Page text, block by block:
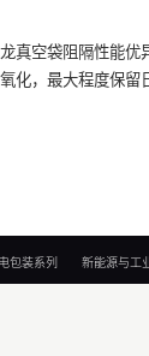
真空袋阻隔性能优
化，最大程度保留
包装系列 新能源与工